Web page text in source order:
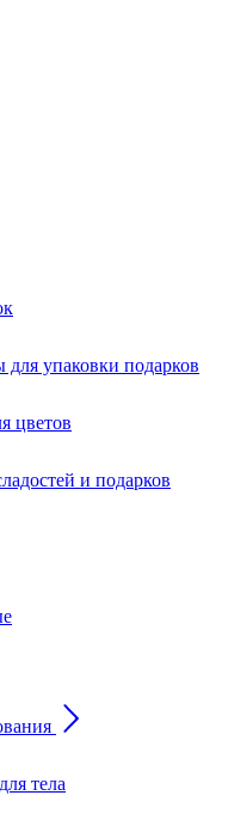
упаковки подарков
цветов
и подарков
тела